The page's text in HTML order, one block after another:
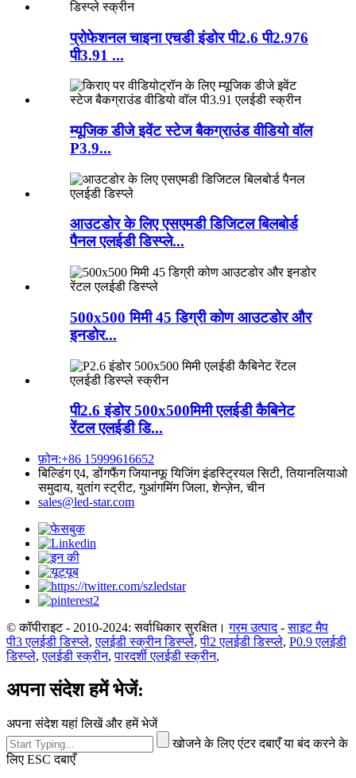
प्रोफेशनल चाइना एचडी इंडोर पी2.6 पी2.976
पी3.91 ...
म्यूजिक डीजे इवेंट स्टेज बैकग्राउंड वीडियो वॉल
P3.9...
आउटडोर के लिए एसएमडी डिजिटल बिलबोर्ड
पैनल एलईडी डिस्प्ले...
500x500 मिमी 45 डिग्री कोण आउटडोर और
इनडोर...
पी2.6 इंडोर 500x500मिमी एलईडी कैबिनेट
रेंटल एलईडी डि...
फ़ोन:+86 15999616652
बिल्डिंग ए4, डोंगफैंग जियानफू यिजिंग इंडस्ट्रियल सिटी, तियानलियाओ
समुदाय, युतांग स्ट्रीट, गुआंगमिंग जिला, शेन्ज़ेन, चीन
sales@led-star.com
© कॉपीराइट - 2010-2024: सर्वाधिकार सुरक्षित। गरम उत्पाद-साइट मैप
पी3 एलईडी डिस्प्ले,एलईडी स्क्रीन डिस्प्ले,पी2 एलईडी डिस्प्ले, P0.9 एलईडी
डिस्प्ले,एलईडी स्क्रीन,पारदर्शी एलईडी स्क्रीन,
अपना संदेश हमें भेजें:
अपना संदेश यहां लिखें और हमें भेजें
खोजने के लिए एंटर दबाएँ या बंद करने के
लिए ESC दबाएँ